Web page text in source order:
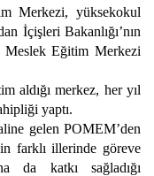
Merkezi, yüksekokul
İçişleri Bakanlığı’nın
Eğitim Merkezi
aldığı merkez, her yıl
yaptı.
gelen POMEM’den
farklı illerinde göreve
da katkı sağladığı